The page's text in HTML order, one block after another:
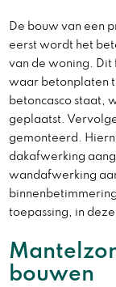
De bouw van een
eerst wordt het
van de woning. Dit
waar betonplaten
betoncasco staat,
geplaatst.
gemonteerd.
dakafwerking
wandafwerking
toepassing, in
bouwen